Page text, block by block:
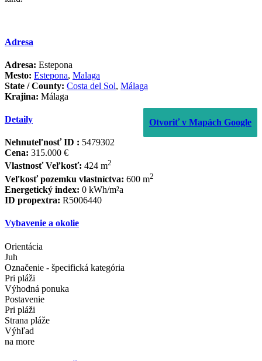
Adresa
Adresa: Estepona
Mesto: Estepona, Malaga
State / County: Costa del Sol, Málaga
Krajina: Málaga
Otvoriť v Mapách Google
Detaily
Nehnuteľnosť ID : 5479302
Cena: 315.000 €
Vlastnosť Veľkosť: 424 m2
Veľkosť pozemku vlastníctva: 600 m2
Energetický index: 0 kWh/m²a
ID propextra: R5006440
Vybavenie a okolie
Orientácia
Juh
Označenie - špecifická kategória
Pri pláži
Výhodná ponuka
Postavenie
Pri pláži
Strana pláže
Výhľad
na more